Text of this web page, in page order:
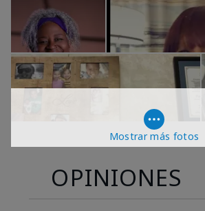
Mostrar más fotos
OPINIONES